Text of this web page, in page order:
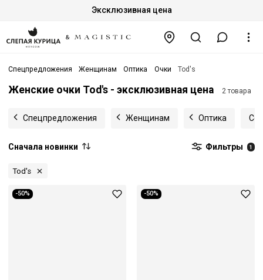
Эксклюзивная цена
Спецпредложения Женщинам Оптика Очки Tod's
Женские очки Tod's - эксклюзивная цена 2 товара
Спецпредложения Женщинам Оптика
Сначала новинки Фильтры 1
Tod's
-50% -50%